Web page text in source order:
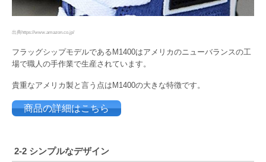
出典https://www.amazon.co.jp/
フラッグシップモデルであるM1400はアメリカのニューバランスの工
場で職人の手作業で生産されています。
貴重なアメリカ製と言う点はM1400の大きな特徴です。
商品の詳細はこちら
2-2 シンプルなデザイン